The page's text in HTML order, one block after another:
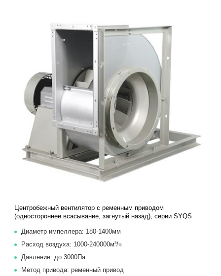
Центробежный вентилятор с ременным приводом
(одностороннее всасывание, загнутый назад), серии SYQS
Диаметр импеллера: 180-1400мм
Расход воздуха: 1000-240000м³/ч
Давление: до 3000Па
Метод привода: ременный привод